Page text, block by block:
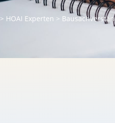
> HOAI Experten >